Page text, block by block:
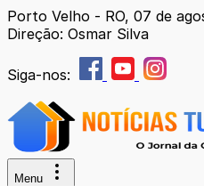
Porto Velho - RO, 07 de
Direção: Osmar Silva
Siga-nos:
Menu